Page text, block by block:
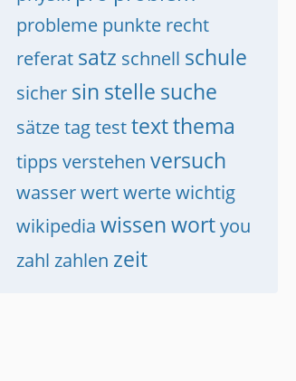
probleme punkte recht
referat satz schnell schule
sicher sin stelle suche
sätzetagtesttextthema
tipps verstehen versuch
wasserwertwertewichtig
wikipedia wissenwortyou
zahl zahlen zeit